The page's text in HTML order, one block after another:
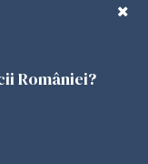
României?